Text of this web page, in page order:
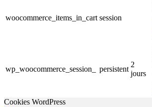
woocommerce_items_in_cart session
wp_woocommerce_session_ persistent
2
jours
Cookies WordPress